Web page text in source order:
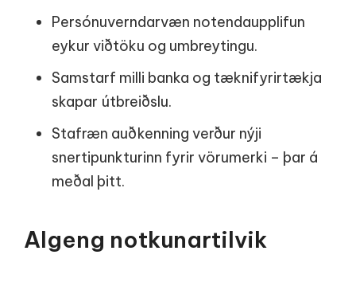
Persónuverndarvæn notendaupplifun
eykur viðtöku og umbreytingu.
Samstarf milli banka og tæknifyrirtækja
skapar útbreiðslu.
Stafræn auðkenning verður nýji
snertipunkturinn fyrir vörumerki – þar á
meðal þitt.
Algeng notkunartilvik